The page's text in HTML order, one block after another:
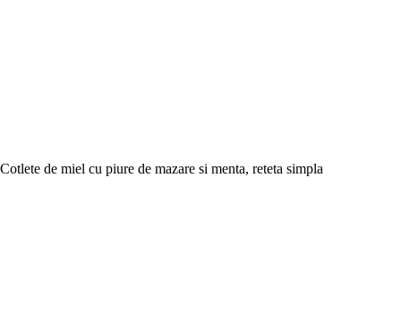
Cotlete de miel cu piure de mazare si menta, reteta simpla